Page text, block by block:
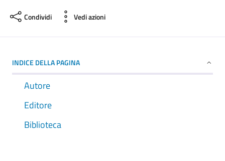
Condividi Vedi azioni
INDICE DELLA PAGINA
Autore
Editore
Biblioteca